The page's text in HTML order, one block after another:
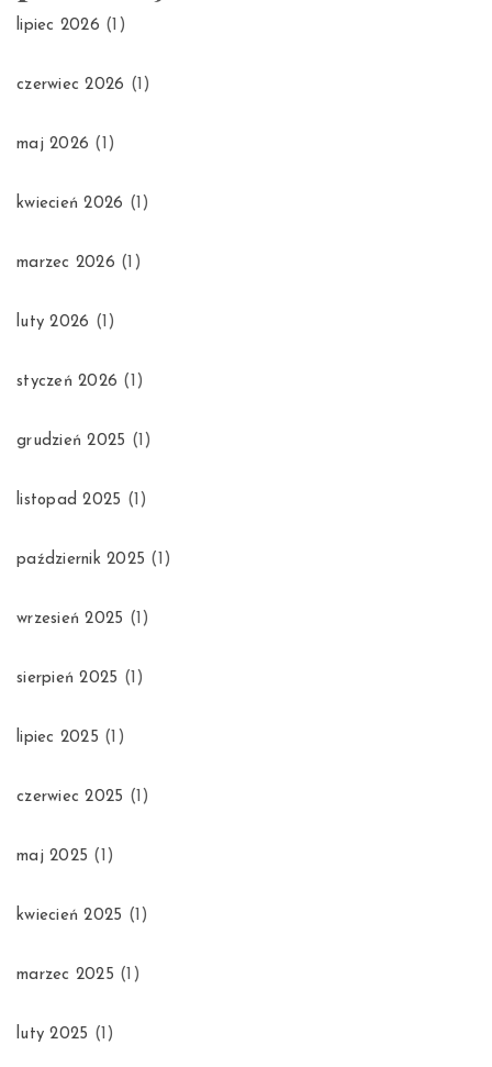
lipiec 2026 (1)
czerwiec 2026 (1)
maj 2026 (1)
kwiecień 2026 (1)
marzec 2026 (1)
luty 2026 (1)
styczeń 2026 (1)
grudzień 2025 (1)
listopad 2025 (1)
październik 2025 (1)
wrzesień 2025 (1)
sierpień 2025 (1)
lipiec 2025 (1)
czerwiec 2025 (1)
maj 2025 (1)
kwiecień 2025 (1)
marzec 2025 (1)
luty 2025 (1)